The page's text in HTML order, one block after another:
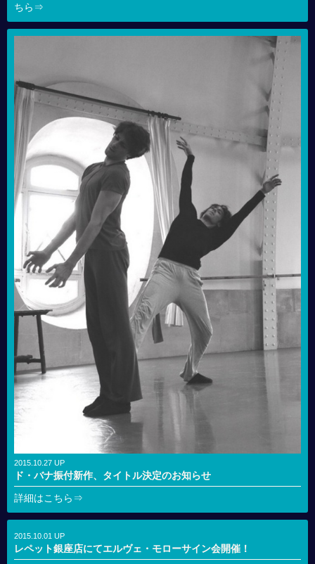
ちら⇒
2015.10.27 UP
ド・バナ振付新作、タイトル決定のお知らせ
詳細はこちら⇒
2015.10.01 UP
レペット銀座店にてエルヴェ・モローサイン会開催！